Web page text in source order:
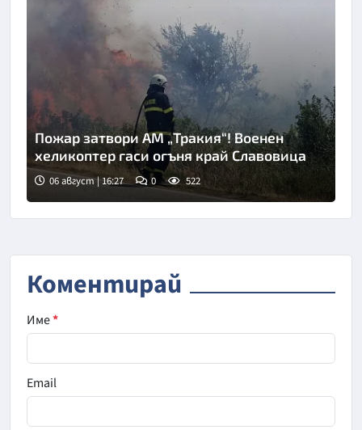
Снимка: БТА
Пожар затвори АМ „Тракия“! Военен
хеликоптер гаси огъня край Славовица
06 август | 16:27 0 522
Коментирай
Име*
Email